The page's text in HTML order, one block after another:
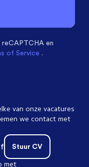
reCAPTCHA en
of Service .
van onze vacatures
we contact met
Stuur CV
met